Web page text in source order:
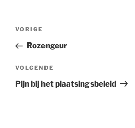
Bericht
Vorig
bericht
VORIGE
Rozengeur
Volgend
bericht
VOLGENDE
Pijn bij het plaatsingsbeleid